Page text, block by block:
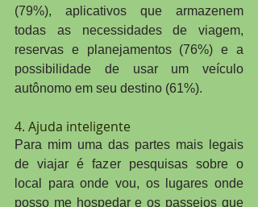
(79%), aplicativos que armazenem
todas as necessidades de viagem,
reservas e planejamentos (76%) e a
possibilidade de usar um veículo
autônomo em seu destino (61%).
4. Ajuda inteligente
Para mim uma das partes mais legais
de viajar é fazer pesquisas sobre o
local para onde vou, os lugares onde
posso me hospedar e os passeios que